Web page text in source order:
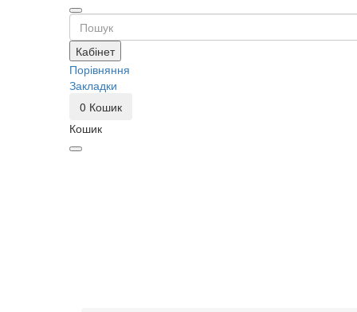
Кабінет
Порівняння
Закладки
0 Кошик
Кошик